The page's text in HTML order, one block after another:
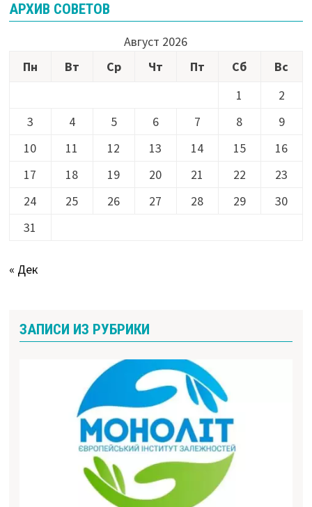
АРХИВ СОВЕТОВ
Август 2026
Пн
Вт Ср Чт Пт Сб
Вс
1
2
3
4 5 6 7 8
9
10
11 12 13 14 15
16
17
18 19 20 21 22
23
24
25 26 27 28 29
30
31
« Дек
ЗАПИСИ ИЗ РУБРИКИ